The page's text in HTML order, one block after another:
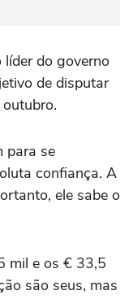
do governo
de disputar
para se
confiança. A
ele sabe o
mil e os € 33,5
são seus, mas